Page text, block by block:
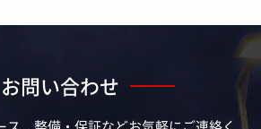
お問い合わせ